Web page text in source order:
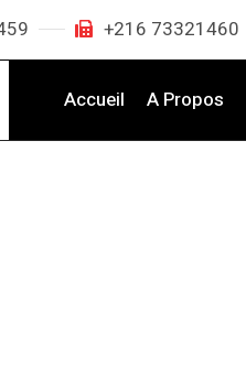
+216 73321460
Accueil A Propos